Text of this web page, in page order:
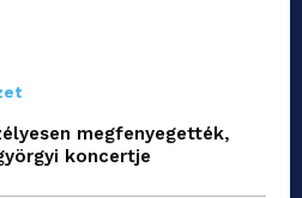
megfenyegették,
koncertje